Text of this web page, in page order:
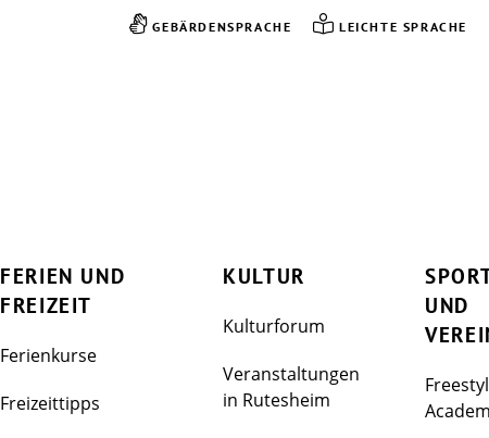
GEBÄRDENSPRACHE LEICHTE SPRACHE
FERIEN UND
FREIZEIT
Ferienkurse
Freizeittipps
KULTUR
Kulturforum
Veranstaltungen
in Rutesheim
UND